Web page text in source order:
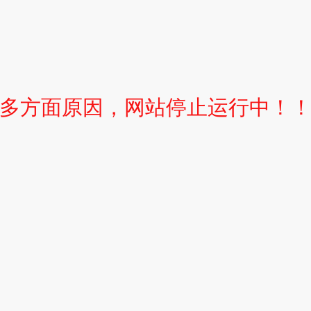
方面原因，网站停止运行中！